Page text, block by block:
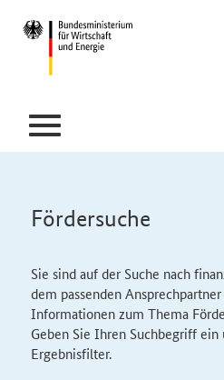
Fördersuche
Sie sind auf der Suche nach
dem passenden
Informationen zum Thema
Geben Sie Ihren Suchbegriff ein
Ergebnisfilter.